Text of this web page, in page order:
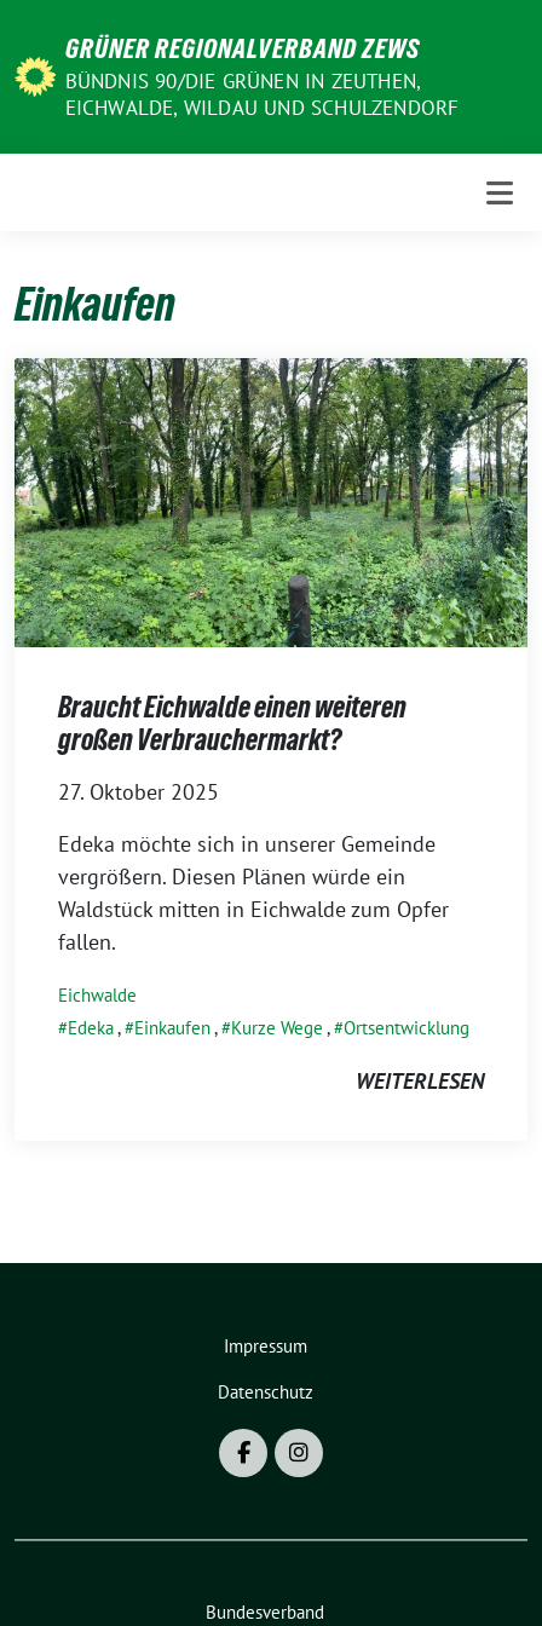
Inhalt
GRÜNER REGIONALVERBAND ZEWS
BÜNDNIS 90/DIE GRÜNEN IN ZEUTHEN,
EICHWALDE, WILDAU UND SCHULZENDORF
Einkaufen
Braucht Eichwalde einen weiteren
großen Verbrauchermarkt?
27. Oktober 2025
Edeka möchte sich in unserer Gemeinde
vergrößern. Diesen Plänen würde ein
Waldstück mitten in Eichwalde zum Opfer
fallen.
Eichwalde
Edeka, Einkaufen, Kurze Wege , Ortsentwicklung
WEITERLESEN
Impressum
Datenschutz
Bundesverband